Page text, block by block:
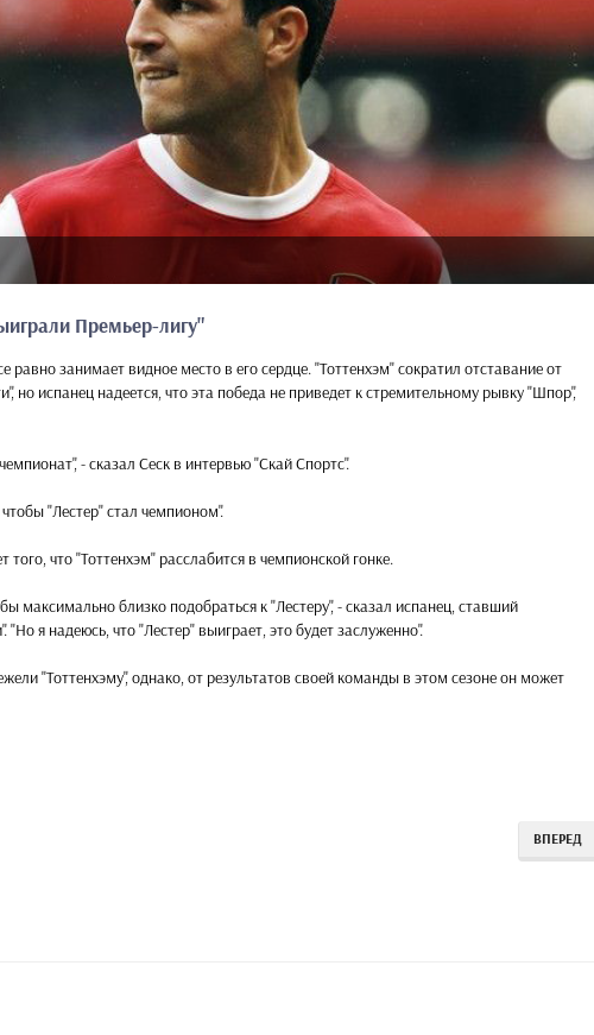
Премьер-лигу"
равно занимает видное место в его сердце. "Тоттенхэм" сократил отставание от
но испанец надеется, что эта победа не приведет к стремительному рывку "Шпор",
- сказал Сеск в интервью "Скай Спортс".
"Лестер" стал чемпионом".
что "Тоттенхэм" расслабится в чемпионской гонке.
максимально близко подобраться к "Лестеру", - сказал испанец, ставший
я надеюсь, что "Лестер" выиграет, это будет заслуженно".
"Тоттенхэму", однако, от результатов своей команды в этом сезоне он может
ВПЕРЕД